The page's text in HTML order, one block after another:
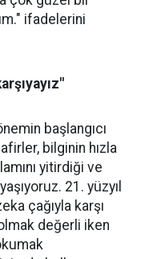
ifadelerini
başlangıcı
bilginin hızla
yitirdiği ve
21. yüzyıl
çağıyla karşı
değerli iken